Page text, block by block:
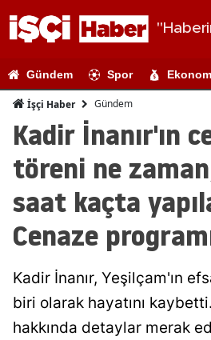
Gündem Spor
İşçi Haber Gündem
Kadir İnanır'ın
töreni ne
saat kaçta
Cenaze
Kadir İnanır, Yeşilçam'ın
biri olarak hayatını
hakkında detaylar merak